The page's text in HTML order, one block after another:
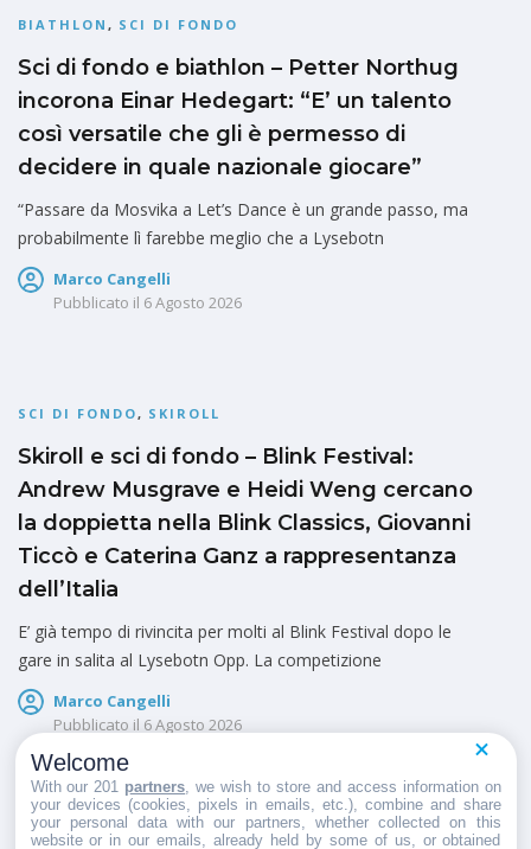
BIATHLON , SCI DI FONDO
Sci di fondo e biathlon – Petter Northug
incorona Einar Hedegart: “E’ un talento
così versatile che gli è permesso di
decidere in quale nazionale giocare”
“Passare da Mosvika a Let’s Dance è un grande passo, ma
probabilmente lì farebbe meglio che a Lysebotn
Marco Cangelli
Pubblicato il 6 Agosto 2026
SCI DI FONDO, SKIROLL
Skiroll e sci di fondo – Blink Festival:
Andrew Musgrave e Heidi Weng cercano
la doppietta nella Blink Classics, Giovanni
Ticcò e Caterina Ganz a rappresentanza
dell’Italia
E’ già tempo di rivincita per molti al Blink Festival dopo le
gare in salita al Lysebotn Opp. La competizione
Marco Cangelli
Pubblicato il 6 Agosto 2026
Welcome
With our 201 partners , we wish to store and access information on
your devices (cookies, pixels in emails, etc.), combine and share
your personal data with our partners, whether collected on this
website or in our emails, already held by some of us, or obtained